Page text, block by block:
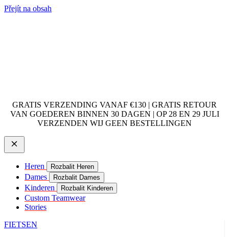
Přejít na obsah
GRATIS VERZENDING VANAF €130 | GRATIS RETOUR
VAN GOEDEREN BINNEN 30 DAGEN | OP 28 EN 29 JULI
VERZENDEN WIJ GEEN BESTELLINGEN
Heren Rozbalit Heren
Dames Rozbalit Dames
Kinderen Rozbalit Kinderen
Custom Teamwear
Stories
FIETSEN